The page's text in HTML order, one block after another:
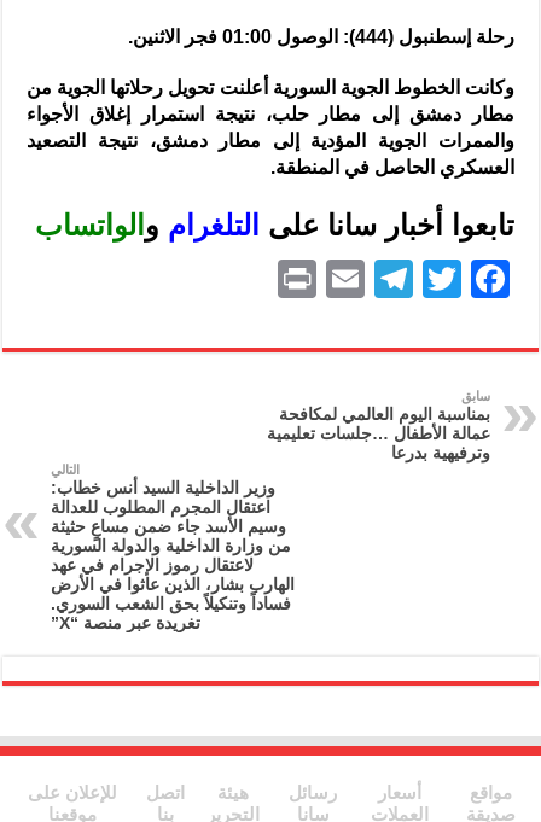
رحلة إسطنبول (444): الوصول 01:00 فجر الاثنين.
وكانت الخطوط الجوية السورية أعلنت تحويل رحلاتها الجوية من
مطار دمشق إلى مطار حلب، نتيجة استمرار إغلاق الأجواء
والممرات الجوية المؤدية إلى مطار دمشق، نتيجة التصعيد
العسكري الحاصل في المنطقة.
تابعوا أخبار سانا على لتلغرام و الواتساب
F
c
e
b
o
T
itt
er
T
e
gr
a
E
ai
nt
سابق
بمناسبة اليوم العالمي لمكافحة
عمالة الأطفال …جلسات تعليمية
وترفيهية بدرعا
التالي
وزير الداخلية السيد أنس خطاب:
اعتقال المجرم المطلوب للعدالة
وسيم الأسد جاء ضمن مساعٍ حثيثة
من وزارة الداخلية والدولة السورية
لاعتقال رموز الإجرام في عهد
الهارب بشار، الذين عاثوا في الأرض
فساداً وتنكيلاً بحق الشعب السوري.
تغريدة عبر منصة “X”
مواقع
صديقة
أسعار
العملات
رسائل
سانا
هيئة
التحرير
اتصل
بنا
للإعلان على
موقعنا